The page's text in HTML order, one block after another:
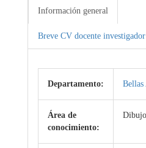
Información general
Breve CV docente investigador
Departamento: Bellas
Área de
conocimiento:
Dibujo